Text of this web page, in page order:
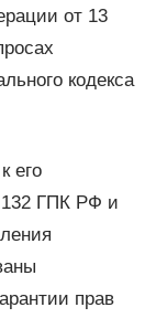
от 13
кодекса
его
ГПК РФ и
прав